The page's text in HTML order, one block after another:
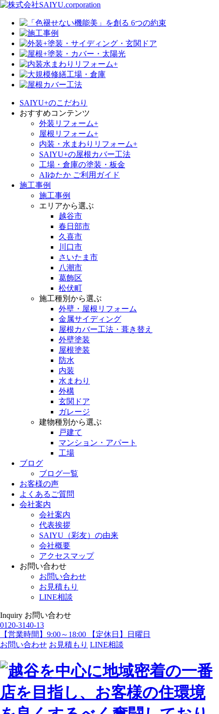
SAIYU+のこだわり
おすすめコンテンツ
外装リフォーム+
屋根リフォーム+
内装・水まわりリフォーム+
SAIYU+の屋根カバー工法
工場・倉庫の塗装・板金
AIゆたか ご利用ガイド
施工事例
施工事例
エリアから選ぶ
越谷市
春日部市
久喜市
川口市
さいたま市
八潮市
葛飾区
松伏町
施工種別から選ぶ
外壁・屋根リフォーム
金属サイディング
屋根カバー工法・葺き替え
外壁塗装
屋根塗装
防水
内装
水まわり
外構
玄関ドア
ガレージ
建物種別から選ぶ
戸建て
マンション・アパート
工場
ブログ
ブログ一覧
お客様の声
よくあるご質問
会社案内
会社案内
代表挨拶
SAIYU（彩友）の由来
会社概要
アクセスマップ
お問い合わせ
お問い合わせ
お見積もり
LINE相談
Inquiry お問い合わせ
0120-3140-13
【営業時間】9:00～18:00 【定休日】日曜日
お問い合わせ お見積もり LINE相談